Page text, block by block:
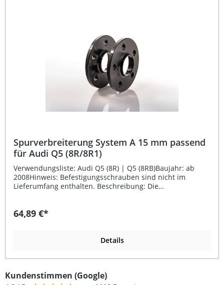
Spurverbreiterung System A 15 mm passend
für Audi Q5 (8R/8R1)
Verwendungsliste: Audi Q5 (8R) | Q5 (8RB)Baujahr: ab
2008Hinweis: Befestigungsschrauben sind nicht im
Lieferumfang enthalten. Beschreibung: Die
in der Luftfahrt eingesetzt wird, und überzeugt durch
Fahrzeugs. Die Montage ist einfach: Rad abnehmen,
Radschrauben die Felge wieder befestigen. Diese
passend für Audi Q5 (8R/8R1) ab Baujahr 2008 ausgelegt.
64,89 €*
Details
Kundenstimmen (Google)